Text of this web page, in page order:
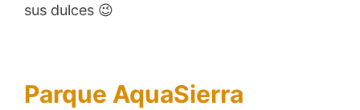
sus dulces 😉
Parque AquaSierra